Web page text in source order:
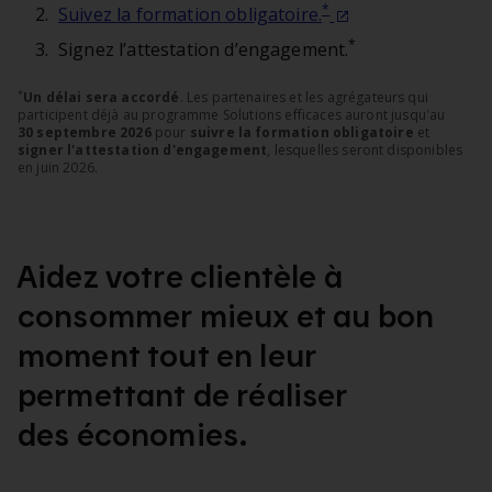
Suivez la formation obligatoire.*
Signez l’attestation d’engagement.*
* Un délai sera accordé. Les partenaires et les agrégateurs qui
participent déjà au programme Solutions efficaces auront jusqu'au
30 septembre 2026pour suivre la formation obligatoire et
signer l'attestation d'engagement, lesquelles seront disponibles
en juin 2026.
Aidez votre clientèle à
consommer mieux et au bon
moment tout en leur
permettant de réaliser
des économies.